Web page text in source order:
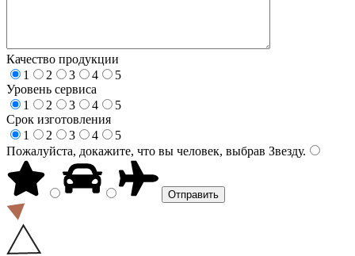
Качество продукции
1
2 3 4
5
Уровень сервиса
1
2 3 4
5
Срок изготовления
1
2 3 4
5
Пожалуйста, докажите, что вы человек, выбрав Звезду.